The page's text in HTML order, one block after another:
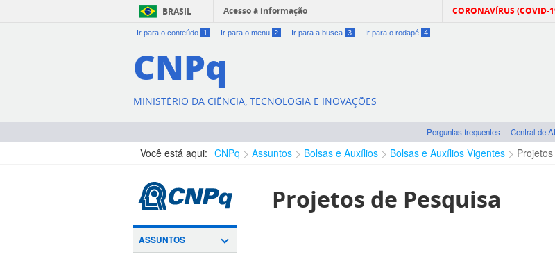
BRASIL Acesso à informação CORONAVÍRUS (COVID-
Ir para o conteúdo 1 Ir para o menu 2 Ir para a busca 3 Ir para o rodapé 4
CNPq
MINISTÉRIO DA CIÊNCIA, TECNOLOGIA E INOVAÇÕES
Perguntas frequentes Central de
Você está aqui: CNPq Assuntos Bolsas e Auxílios Bolsas e Auxílios Vigentes
ASSUNTOS
Projetos de Pesquisa